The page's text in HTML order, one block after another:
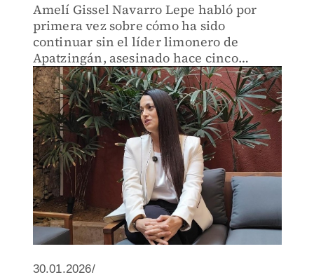
Amelí Gissel Navarro Lepe habló por
primera vez sobre cómo ha sido
continuar sin el líder limonero de
Apatzingán, asesinado hace cinco
meses; exige al Estado mexicano
garantizar la vida de quienes alzan la
voz.
30.01.2026/